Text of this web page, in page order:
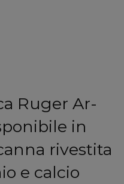
Ruger Ar-
in
rivestita
e calcio